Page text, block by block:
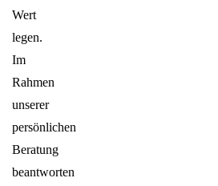
Wert
legen.
Im
Rahmen
unserer
persönlichen
Beratung
beantworten